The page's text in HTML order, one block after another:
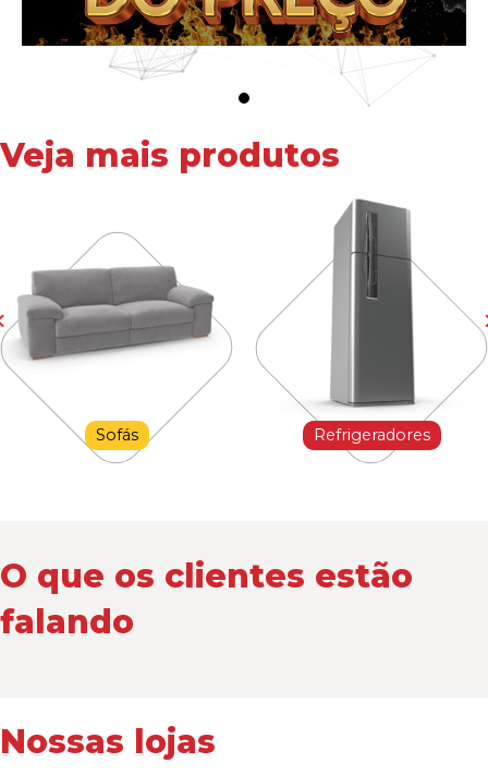
Veja mais produtos
Sofás Refrigeradores
O que os clientes estão
falando
Nossas lojas